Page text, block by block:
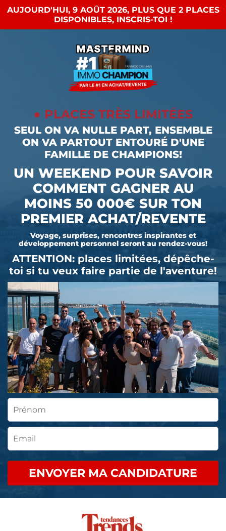
AUJOURD'HUI, 9 AOÛT 2026, PLUS QUE 2 PLACES
DISPONIBLES, INSCRIS-TOI !
● PLACES TRÈS LIMITÉES
SEUL ON VA NULLE PART, ENSEMBLE
ON VA PARTOUT ENTOURÉ D'UNE
FAMILLE DE CHAMPIONS!
UN WEEKEND POUR SAVOIR
COMMENT GAGNER AU
MOINS 50 000€ SUR TON
PREMIER ACHAT/REVENTE
Voyage, surprises, rencontres inspirantes et
développement personnel seront au rendez-vous!
ATTENTION: places limitées, dépêche-
toi si tu veux faire partie de l'aventure!
ENVOYER MA CANDIDATURE